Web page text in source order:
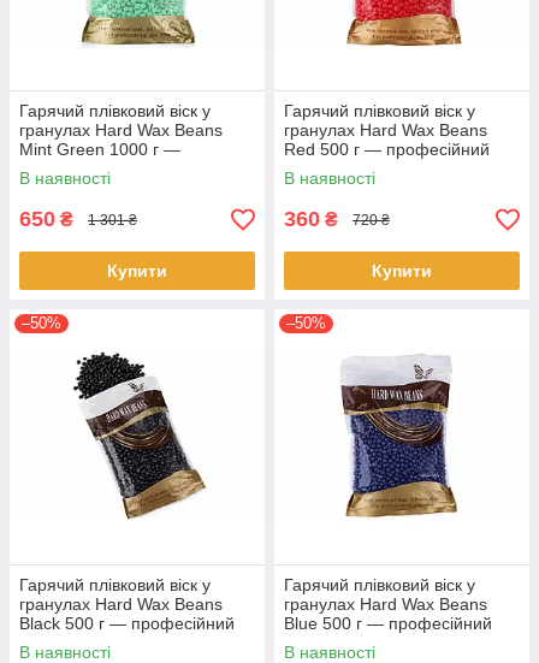
Гарячий плівковий віск у
гранулах Hard Wax Beans
Mint Green 1000 г —
професійний віск для
депіляції без смужок
В наявності
650 ₴ 1 301 ₴
Купити
Гарячий плівковий віск у
гранулах Hard Wax Beans
Red 500 г — професійний
віск для депіляції без смужок
В наявності
360 ₴ 720 ₴
Купити
–50%
Гарячий плівковий віск у
гранулах Hard Wax Beans
Black 500 г — професійний
віск для депіляції без смужок
В наявності
–50%
Гарячий плівковий віск у
гранулах Hard Wax Beans
Blue 500 г — професійний
віск для депіляції без смужок
В наявності